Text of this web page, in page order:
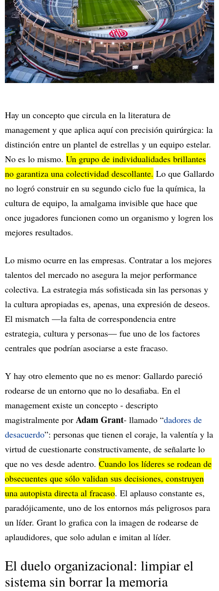
Hay un concepto que circula en la literatura de
management y que aplica aquí con precisión quirúrgica: la
distinción entre un plantel de estrellas y un equipo estelar.
No es lo mismo. Un grupo de individualidades brillantes
no garantiza una colectividad descollante. Lo que Gallardo
no logró construir en su segundo ciclo fue la química, la
cultura de equipo, la amalgama invisible que hace que
once jugadores funcionen como un organismo y logren los
mejores resultados.
Lo mismo ocurre en las empresas. Contratar a los mejores
talentos del mercado no asegura la mejor performance
colectiva. La estrategia más sofisticada sin las personas y
la cultura apropiadas es, apenas, una expresión de deseos.
El mismatch —la falta de correspondencia entre
estrategia, cultura y personas— fue uno de los factores
centrales que podrían asociarse a este fracaso.
Y hay otro elemento que no es menor: Gallardo pareció
rodearse de un entorno que no lo desafiaba. En el
management existe un concepto - descripto
magistralmente por Adam Grant- llamado “dadores de
desacuerdo”: personas que tienen el coraje, la valentía y la
virtud de cuestionarte constructivamente, de señalarte lo
que no ves desde adentro. Cuando los líderes se rodean de
obsecuentes que sólo validan sus decisiones, construyen
una autopista directa al fracaso. El aplauso constante es,
paradójicamente, uno de los entornos más peligrosos para
un líder. Grant lo grafica con la imagen de rodearse de
aplaudidores, que solo adulan e imitan al líder.
El duelo organizacional: limpiar el
sistema sin borrar la memoria